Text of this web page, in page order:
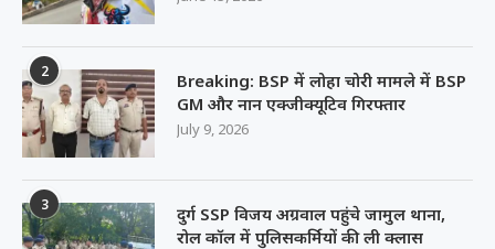
2
Breaking: BSP में लोहा चोरी मामले में BSP
GM और नान एक्जीक्यूटिव गिरफ्तार
July 9, 2026
3
दुर्ग SSP विजय अग्रवाल पहुंचे जामुल थाना,
रोल कॉल में पुलिसकर्मियों की ली क्लास